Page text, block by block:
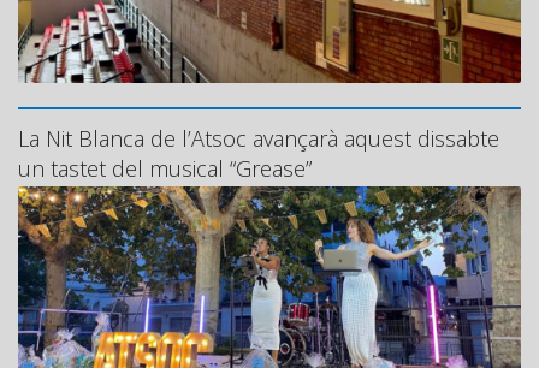
La Nit Blanca de l’Atsoc avançarà aquest dissabte
un tastet del musical “Grease”